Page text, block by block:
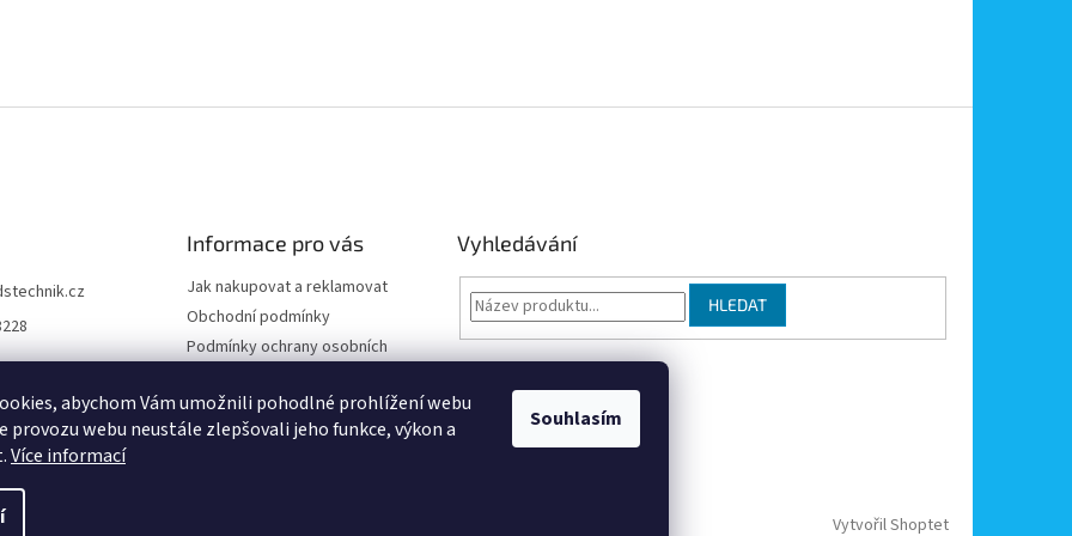
abychom Vám umožnili pohodlné prohlížení webu
provozu webu neustále zlepšovali jeho funkce, výkon a
Více informací
Souhlasím
Informace pro vás
Jak nakupovat a reklamovat
Obchodní podmínky
Podmínky ochrany osobních
Kontakty
Moje objednávka
Vyhledávání
HLEDAT
Vytvořil Shoptet